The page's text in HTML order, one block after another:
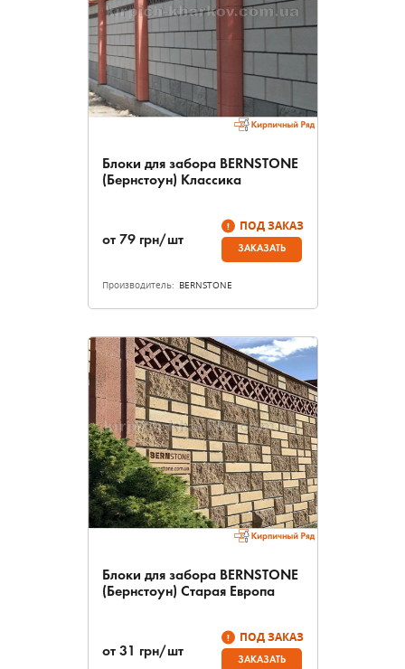
Блоки для забора BERNSTONE
(Бернстоун) Классика
от 79 грн/шт
ПОД ЗАКАЗ
ЗАКАЗАТЬ
Производитель: BERNSTONE
Блоки для забора BERNSTONE
(Бернстоун) Старая Европа
от 31 грн/шт
ПОД ЗАКАЗ
ЗАКАЗАТЬ